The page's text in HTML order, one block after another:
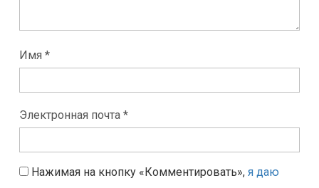
Имя *
Электронная почта *
Нажимая на кнопку «Комментировать», я даю